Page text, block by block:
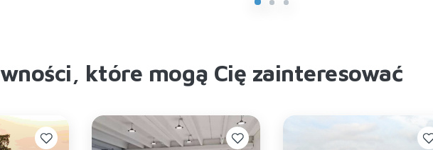
które mogą Cię zainteresować